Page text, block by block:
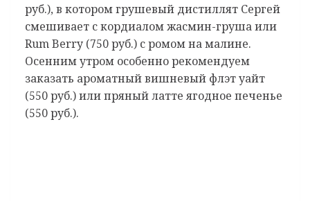
руб.), в котором грушевый дистиллят Сергей
смешивает с кордиалом жасмин-груша или
Rum Berry (750 руб.) с ромом на малине.
Осенним утром особенно рекомендуем
заказать ароматный вишневый флэт уайт
(550 руб.) или пряный латте ягодное печенье
(550 руб.).